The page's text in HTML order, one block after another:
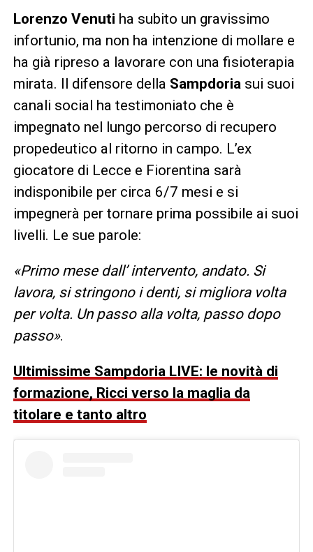
Lorenzo Venuti ha subito un gravissimo
infortunio, ma non ha intenzione di mollare e
ha già ripreso a lavorare con una fisioterapia
mirata. Il difensore della Sampdoria sui suoi
canali social ha testimoniato che è
impegnato nel lungo percorso di recupero
propedeutico al ritorno in campo. L’ex
giocatore di Lecce e Fiorentina sarà
indisponibile per circa 6/7 mesi e si
impegnerà per tornare prima possibile ai suoi
livelli. Le sue parole:
«Primo mese dall’ intervento, andato. Si
lavora, si stringono i denti, si migliora volta
per volta. Un passo alla volta, passo dopo
passo».
Ultimissime Sampdoria LIVE: le novità di
formazione, Ricci verso la maglia da
titolare e tanto altro